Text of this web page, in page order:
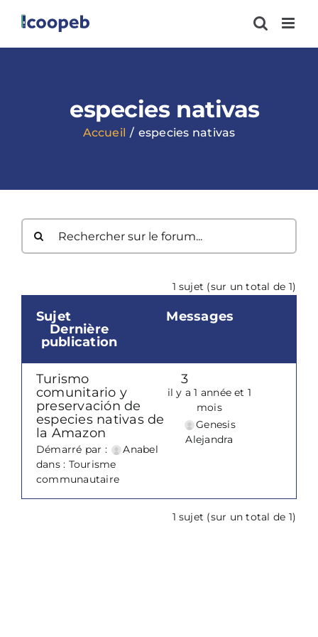
contenu
especies nativas
Accueil especies nativas
1 sujet (sur un total de 1)
Sujet
Messages
Dernière
publication
Turismo
comunitario y
preservación de
especies nativas de
la Amazon
Démarré par :
Anabel
dans : Tourisme
communautaire
3
il y a 1 année et 1
mois
Genesis
Alejandra
1 sujet (sur un total de 1)